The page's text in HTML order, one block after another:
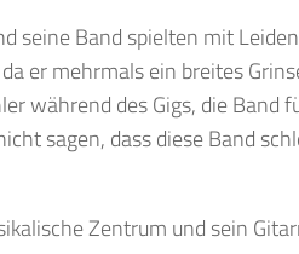
seine Band spielten mit
er mehrmals ein breites
während des Gigs, die
sagen, dass diese Band
Zentrum und sein